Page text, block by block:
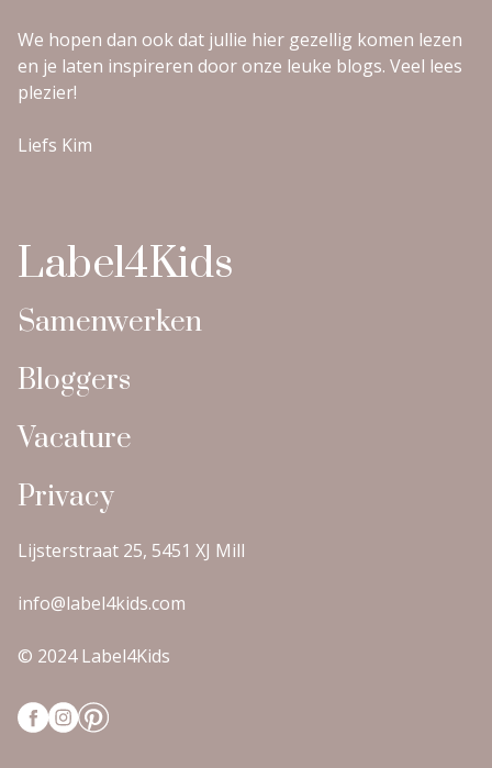
We hopen dan ook dat jullie hier gezellig komen lezen
en je laten inspireren door onze leuke blogs. Veel lees
plezier!
Liefs Kim
Label4Kids
Samenwerken
Bloggers
Vacature
Privacy
Lijsterstraat 25, 5451 XJ Mill
info@label4kids.com
© 2024 Label4Kids